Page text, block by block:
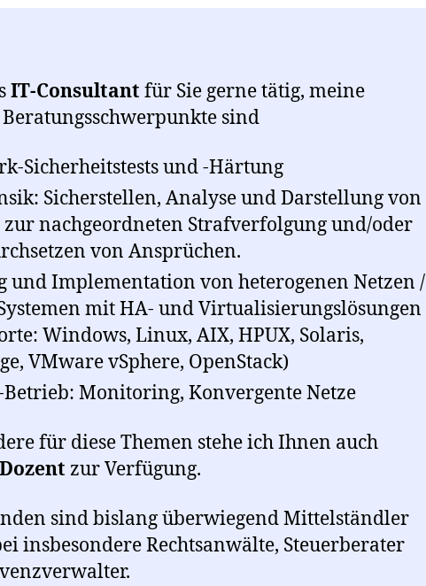
IT-Consultant für Sie gerne tätig, meine
sind
Sicherheitstests und -Härtung
Sicherstellen, Analyse und Darstellung von
nachgeordneten Strafverfolgung und/oder
von Ansprüchen.
und Implementation von heterogenen Netzen /
mit HA- und Virtualisierungslösungen
Windows, Linux, AIX, HPUX, Solaris,
VMware vSphere, OpenStack)
Betrieb: Monitoring, Konvergente Netze
für diese Themen stehe ich Ihnen auch
Dozent zur Verfügung.
sind bislang überwiegend Mittelständler
insbesondere Rechtsanwälte, Steuerberater